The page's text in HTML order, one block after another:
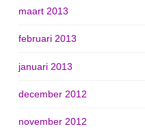
maart 2013
februari 2013
januari 2013
december 2012
november 2012